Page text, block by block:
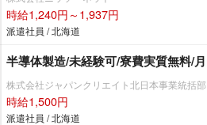
時給1,240円～1,937円
派遣社員 / 北海道
半導体製造/未経験可/寮費実質無料/
株式会社ジャパンクリエイト北日本事業統括部
時給1,500円
派遣社員 / 北海道